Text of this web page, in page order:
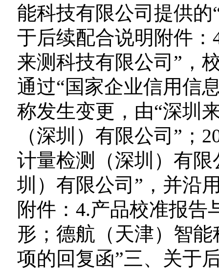
能科技有限公司提供
于后续配合说明附件
来测科技有限公司”，
通过“国家企业信用信
称发生变更，由“深圳
（深圳）有限公司”；
计量检测（深圳）有
圳）有限公司”，并沿
附件：4.产品校准报
形；德航（天津）智
项的回复函”三、关于